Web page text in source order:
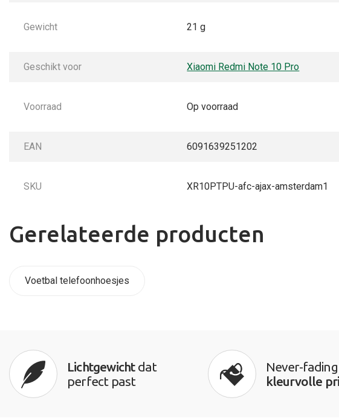
Gewicht 21 g
Geschikt voor Xiaomi Redmi Note 10 Pro
Voorraad Op voorraad
EAN 6091639251202
SKU XR10PTPU-afc-ajax-amsterdam1
Gerelateerde producten
Voetbal telefoonhoesjes
Lichtgewichtdat
perfect past
Never-fading
kleurvolle